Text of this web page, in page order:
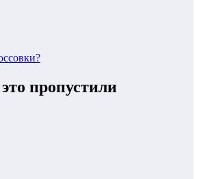
пропустили